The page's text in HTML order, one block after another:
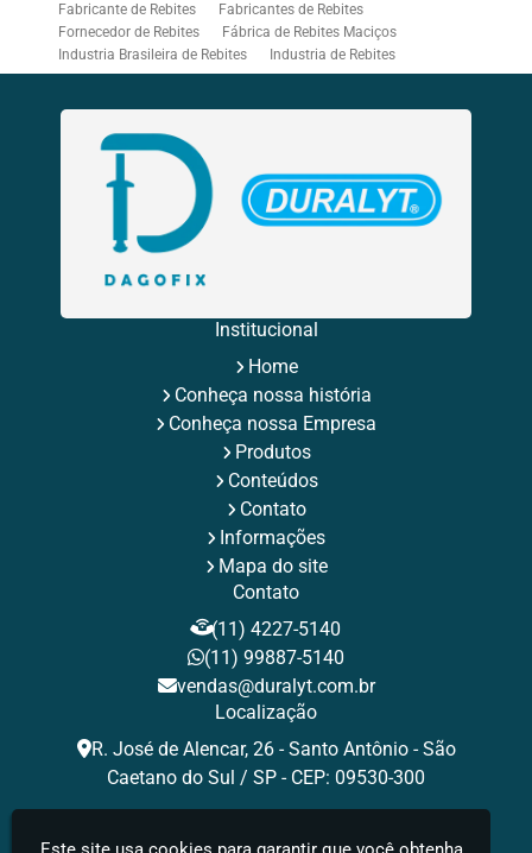
Fabricante de Rebites
Fabricantes de Rebites
Fornecedor de Rebites
Fábrica de Rebites Maciços
Industria Brasileira de Rebites
Industria de Rebites
Rebitadeira Industrial
Rebitadeira Pneumática
Rebite Aluminio Branco
Rebite de Repuxo Aluminio
Rebite de Repuxo Aço Inox
Rebite de Repuxo com Rosca
Rebite de Repuxo Estrutural
Rebite de Repuxo Inox
Rebite de Repuxo Tamanhos
Rebite Inox
Rebite Mega Grip
Rebite Multigrip
Rebite Orlock
Rebites Aba Larga
Rebites Estruturais
Rebites para Fixação Industrial
Rebites Pop
Rebites Pop de Aluminio
Rebites Repuxo
Rebites Tubulares
Tamanhos de Rebites Pop
Tipos de Rebites de Repuxo
Institucional
Home
Conheça nossa história
Conheça nossa Empresa
Produtos
Conteúdos
Contato
Informações
Mapa do site
Contato
(11) 4227-5140
(11) 99887-5140
vendas@duralyt.com.br
Localização
R. José de Alencar, 26 - Santo Antônio - São
Caetano do Sul / SP - CEP: 09530-300